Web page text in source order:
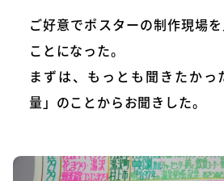
ご好意でポスターの制作現場
ことになった。
まずは、もっとも聞きたかっ
量」のことからお聞きした。